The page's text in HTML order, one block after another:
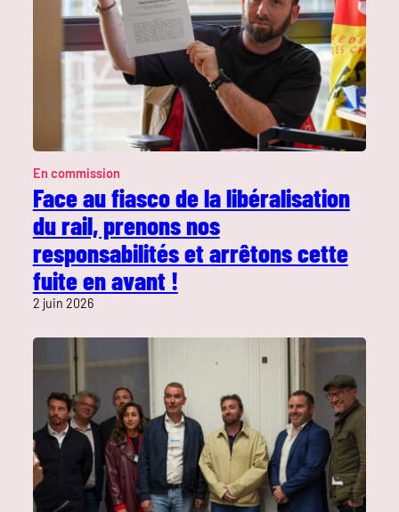
En commission
Face au fiasco de la libéralisation
du rail, prenons nos
responsabilités et arrêtons cette
fuite en avant !
2 juin 2026